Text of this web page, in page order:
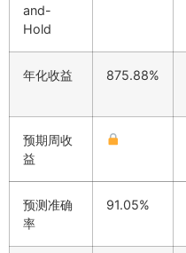
and-
Hold
年化收益 875.88%
预期周收
益
预测准确
率
91.05%